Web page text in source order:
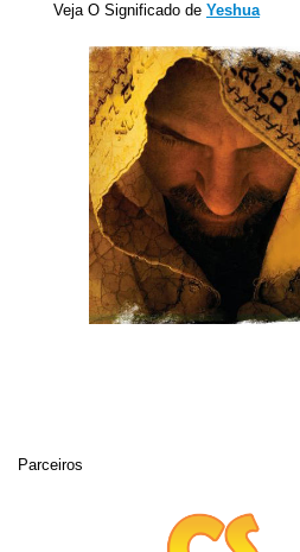
Veja O Significado de Yeshua
Parceiros